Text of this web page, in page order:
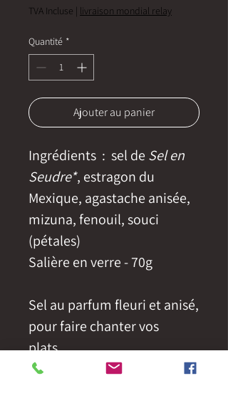
TVA Incluse | livraison mondial relay
Quantité *
Ajouter au panier
Ingrédients : sel de Sel en
Seudre*, estragon du
Mexique, agastache anisée,
mizuna, fenouil, souci
(pétales)
Salière en verre - 70g
Sel au parfum fleuri et anisé,
pour faire chanter vos
plats....
pour que tu m'aimes encore